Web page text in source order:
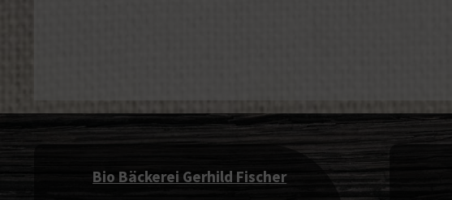
Bio Bäckerei Gerhild Fischer